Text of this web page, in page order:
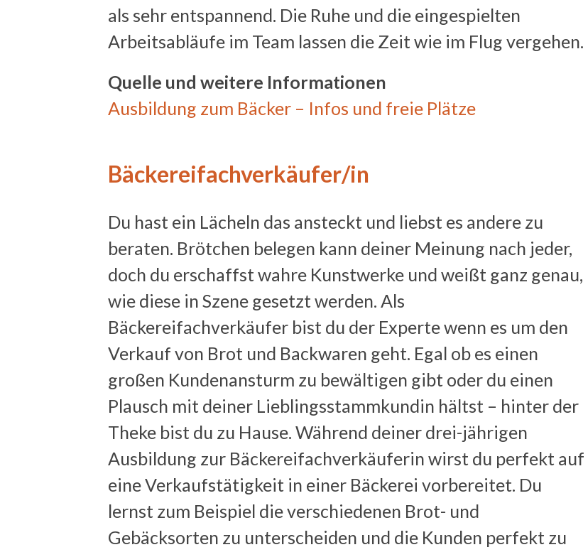
als sehr entspannend. Die Ruhe und die eingespielten
Arbeitsabläufe im Team lassen die Zeit wie im Flug vergehen.
Quelle und weitere Informationen
Ausbildung zum Bäcker – Infos und freie Plätze
Bäckereifachverkäufer/in
Du hast ein Lächeln das ansteckt und liebst es andere zu
beraten. Brötchen belegen kann deiner Meinung nach jeder,
doch du erschaffst wahre Kunstwerke und weißt ganz genau,
wie diese in Szene gesetzt werden. Als
Bäckereifachverkäufer bist du der Experte wenn es um den
Verkauf von Brot und Backwaren geht. Egal ob es einen
großen Kundenansturm zu bewältigen gibt oder du einen
Plausch mit deiner Lieblingsstammkundin hältst – hinter der
Theke bist du zu Hause. Während deiner drei-jährigen
Ausbildung zur Bäckereifachverkäuferin wirst du perfekt auf
eine Verkaufstätigkeit in einer Bäckerei vorbereitet. Du
lernst zum Beispiel die verschiedenen Brot- und
Gebäcksorten zu unterscheiden und die Kunden perfekt zu